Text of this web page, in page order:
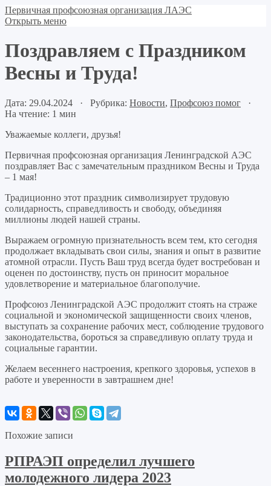
Первичная профсоюзная организация ЛАЭС
Открыть меню
Поздравляем с Праздником
Весны и Труда!
Дата: 29.04.2024 · Рубрика: Новости, Профсоюз помог ·
На чтение: 1 мин
Уважаемые коллеги, друзья!
Первичная профсоюзная организация Ленинградской АЭС
поздравляет Вас с замечательным праздником Весны и Труда
– 1 мая!
Традиционно этот праздник символизирует трудовую
солидарность, справедливость и свободу, объединяя
миллионы людей нашей страны.
Выражаем огромную признательность всем тем, кто сегодня
продолжает вкладывать свои силы, знания и опыт в развитие
атомной отрасли. Пусть Ваш труд всегда будет востребован и
оценен по достоинству, пусть он приносит моральное
удовлетворение и материальное благополучие.
Профсоюз Ленинградской АЭС продолжит стоять на страже
социальной и экономической защищенности своих членов,
выступать за сохранение рабочих мест, соблюдение трудового
законодательства, бороться за справедливую оплату труда и
социальные гарантии.
Желаем весеннего настроения, крепкого здоровья, успехов в
работе и уверенности в завтрашнем дне!
Похожие записи
РПРАЭП определил лучшего
молодежного лидера 2023